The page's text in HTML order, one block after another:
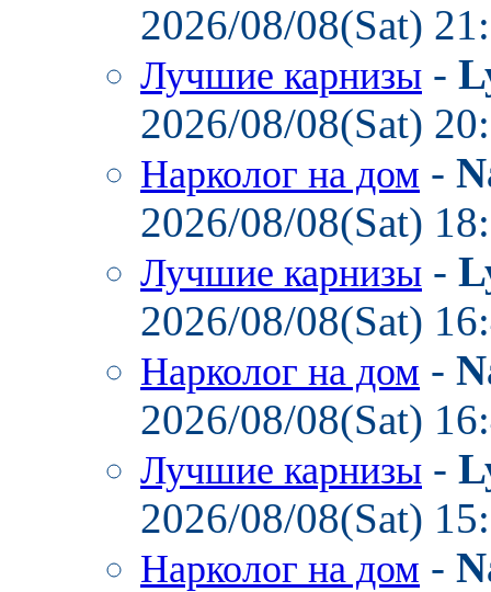
2026/08/08(Sat)
Лучшие карнизы -
2026/08/08(Sat)
Нарколог на дом -
2026/08/08(Sat)
Лучшие карнизы -
2026/08/08(Sat)
Нарколог на дом -
2026/08/08(Sat)
Лучшие карнизы -
2026/08/08(Sat)
Нарколог на дом -